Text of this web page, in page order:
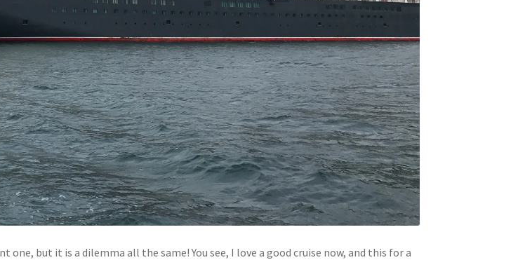
but it is a dilemma all the same! You see, I love a good cruise now, and this for a